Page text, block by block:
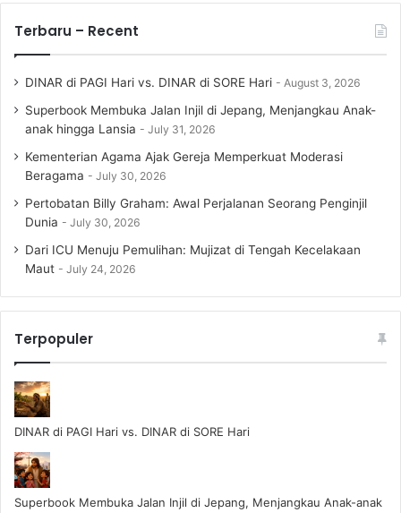
Terbaru – Recent
DINAR di PAGI Hari vs. DINAR di SORE Hari August 3, 2026
Superbook Membuka Jalan Injil di Jepang, Menjangkau Anak-
anak hingga Lansia
July 31, 2026
Kementerian Agama Ajak Gereja Memperkuat Moderasi
Beragama
July 30, 2026
Pertobatan Billy Graham: Awal Perjalanan Seorang Penginjil
Dunia
July 30, 2026
Dari ICU Menuju Pemulihan: Mujizat di Tengah Kecelakaan
Maut
July 24, 2026
Terpopuler
DINAR di PAGI Hari vs. DINAR di SORE Hari
Superbook Membuka Jalan Injil di Jepang, Menjangkau Anak-anak